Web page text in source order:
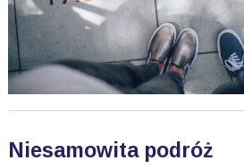
Niesamowita podróż